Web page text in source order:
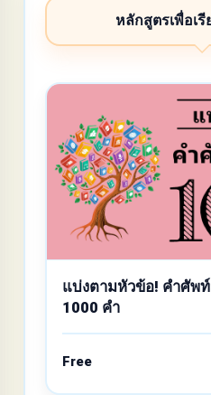
หลักสูตรเพื่อเ
แบ่งตามหัวข้อ! คำศัพ
1000 คำ
Free